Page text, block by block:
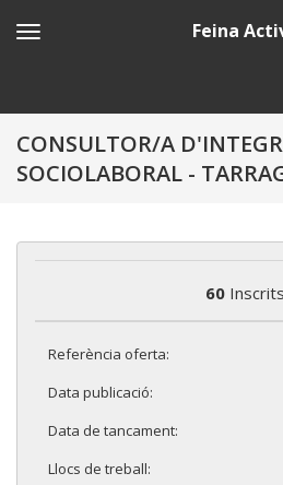
Feina
CONSULTOR/A
SOCIOLABORAL -
60Inscrits
Referència oferta:
Data publicació:
Data de tancament:
Llocs de treball: